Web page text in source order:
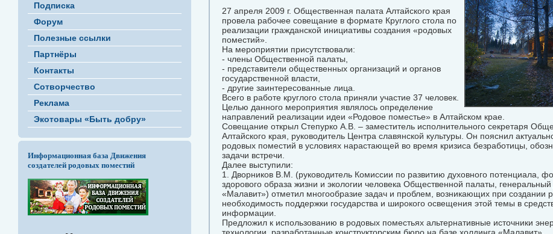
Подписка
Форум
Полезные ссылки
Партнёры
Контакты
Сотворчество
Реклама
Экотовары «Быть добру»
Информационная база Движения
создателей родовых поместий
27 апреля 2009 г. Общественная палата Алтайского края
провела рабочее совещание в формате Круглого стола по
реализации гражданской инициативы создания «родовых
поместий».
На мероприятии присутствовали:
- члены Общественной палаты,
- представители общественных организаций и органов
государственной власти,
- другие заинтересованные лица.
Всего в работе круглого стола приняли участие 37 человек.
Целью данного мероприятия являлось определение
направлений реализации идеи «Родовое поместье» в Алтайском крае.
Совещание открыл Степурко А.В. – заместитель исполнительного секретаря
Алтайского края, руководитель Центра славянской культуры. Он пояснил
родовых поместий в условиях нарастающей во время кризиса безработицы,
задачи встречи.
Далее выступили:
1. Дворников В.М. (руководитель Комиссии по развитию духовного потенциала,
здорового образа жизни и экологии человека Общественной палаты, генеральный
«Малавит») отметил многообразие задач и проблем, возникающих при создании
необходимость поддержки государства и широкого освещения этой темы в
информации.
Предложил к использованию в родовых поместьях альтернативные источники